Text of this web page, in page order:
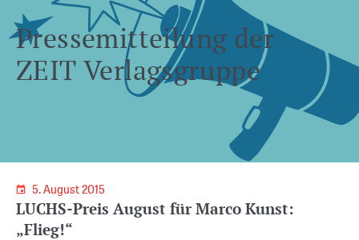
Pressemitteilung der
ZEIT Verlagsgruppe
5. August 2015
LUCHS-Preis August für Marco Kunst:
„Flieg!“